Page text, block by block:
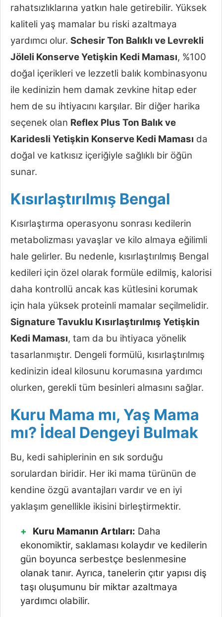
rahatsızlıklarına yatkın hale getirebilir. Yüksek
kaliteli yaş mamalar bu riski azaltmaya
yardımcı olur. Schesir Ton Balıklı ve Levrekli
Jöleli Konserve Yetişkin Kedi Maması, %100
doğal içerikleri ve lezzetli balık kombinasyonu
ile kedinizin hem damak zevkine hitap eder
hem de su ihtiyacını karşılar. Bir diğer harika
seçenek olan Reflex Plus Ton Balık ve
Karidesli Yetişkin Konserve Kedi Maması da
doğal ve katkısız içeriğiyle sağlıklı bir öğün
sunar.
Kısırlaştırılmış Bengal
Kısırlaştırma operasyonu sonrası kedilerin
metabolizması yavaşlar ve kilo almaya eğilimli
hale gelirler. Bu nedenle, kısırlaştırılmış Bengal
kedileri için özel olarak formüle edilmiş, kalorisi
daha kontrollü ancak kas kütlesini korumak
için hala yüksek proteinli mamalar seçilmelidir.
Signature Tavuklu Kısırlaştırılmış Yetişkin
Kedi Maması, tam da bu ihtiyaca yönelik
tasarlanmıştır. Dengeli formülü, kısırlaştırılmış
kedinizin ideal kilosunu korumasına yardımcı
olurken, gerekli tüm besinleri almasını sağlar.
Kuru Mama mı, Yaş Mama
mı? İdeal Dengeyi Bulmak
Bu, kedi sahiplerinin en sık sorduğu
sorulardan biridir. Her iki mama türünün de
kendine özgü avantajları vardır ve en iyi
yaklaşım genellikle ikisini birleştirmektir.
Kuru Mamanın Artıları: Daha
ekonomiktir, saklaması kolaydır ve kedilerin
gün boyunca serbestçe beslenmesine
olanak tanır. Ayrıca, tanelerin çıtır yapısı diş
taşı oluşumunu bir miktar azaltmaya
yardımcı olabilir.